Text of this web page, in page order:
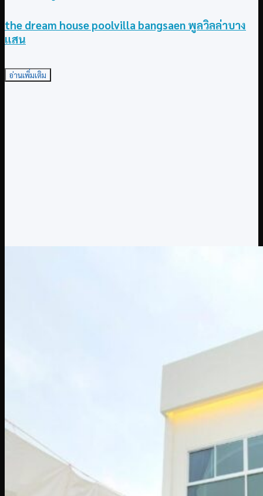
the dream house poolvilla bangsaen พูลวิลล่าบาง
แสน
อ่านเพิ่มเติม